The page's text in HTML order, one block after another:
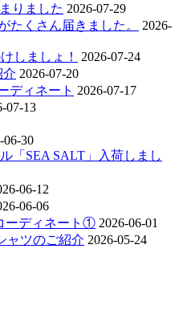
りました 2026-07-29
たくさん届きました。
2026-
しましょ！
2026-07-24
介 2026-07-20
ディネート 2026-07-17
07-13
06-30
「SEA SALT」入荷しまし
06-12
06-06
ーディネート① 2026-06-01
ャツのご紹介 2026-05-24